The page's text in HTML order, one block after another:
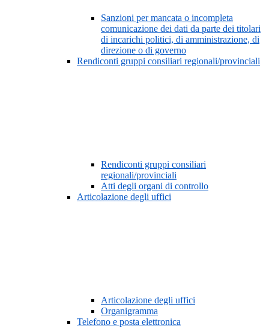
Sanzioni per mancata o incompleta
comunicazione dei dati da parte dei titolari
di incarichi politici, di amministrazione, di
direzione o di governo
Rendiconti gruppi consiliari regionali/provinciali
Rendiconti gruppi consiliari
regionali/provinciali
Atti degli organi di controllo
Articolazione degli uffici
Articolazione degli uffici
Organigramma
Telefono e posta elettronica